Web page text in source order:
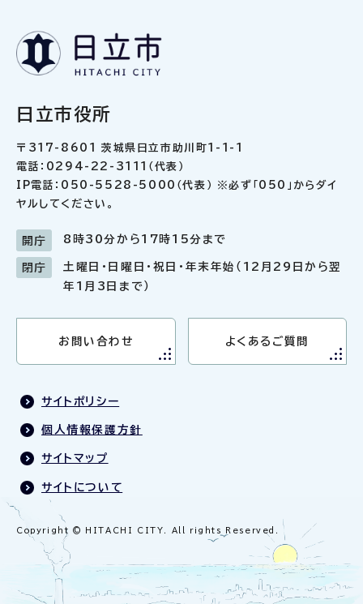
日立市役所
〒317-8601 茨城県日立市助川町1-1-1
電話：0294-22-3111（代表）
IP電話：050-5528-5000（代表） ※必ず「050」からダイ
ヤルしてください。
開庁 8時30分から17時15分まで
閉庁
土曜日・日曜日・祝日・年末年始（12月29日から翌
年1月3日まで）
お問い合わせ よくあるご質問
サイトポリシー
個人情報保護方針
サイトマップ
サイトについて
Copyright © HITACHI CITY. All rights Reserved.